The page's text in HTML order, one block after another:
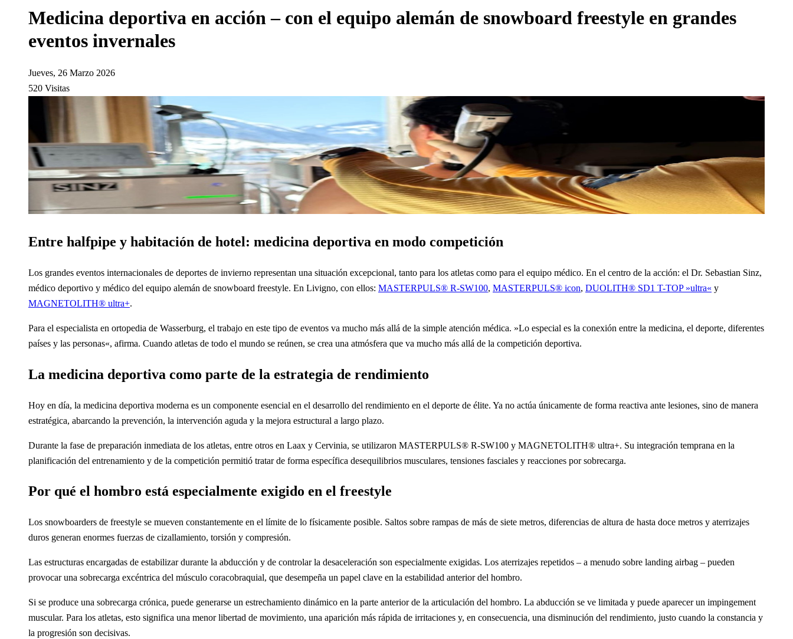
Medicina deportiva en acción – con el equipo alemán de snowboard freestyle en grandes
eventos invernales
Jueves, 26 Marzo 2026
520 Visitas
Entre halfpipe y habitación de hotel: medicina deportiva en modo competición
Los grandes eventos internacionales de deportes de invierno representan una situación excepcional, tanto para los atletas como para el equipo médico. En el centro de la acción: el Dr. Sebastian Sinz,
médico deportivo y médico del equipo alemán de snowboard freestyle. En Livigno, con ellos: MASTERPULS® R-SW100, MASTERPULS® icon, DUOLITH® SD1 T-TOP »ultra« y
MAGNETOLITH® ultra+.
Para el especialista en ortopedia de Wasserburg, el trabajo en este tipo de eventos va mucho más allá de la simple atención médica. »Lo especial es la conexión entre la medicina, el deporte, diferentes
países y las personas«, afirma. Cuando atletas de todo el mundo se reúnen, se crea una atmósfera que va mucho más allá de la competición deportiva.
La medicina deportiva como parte de la estrategia de rendimiento
Hoy en día, la medicina deportiva moderna es un componente esencial en el desarrollo del rendimiento en el deporte de élite. Ya no actúa únicamente de forma reactiva ante lesiones, sino de manera
estratégica, abarcando la prevención, la intervención aguda y la mejora estructural a largo plazo.
Durante la fase de preparación inmediata de los atletas, entre otros en Laax y Cervinia, se utilizaron MASTERPULS® R-SW100 y MAGNETOLITH® ultra+. Su integración temprana en la
planificación del entrenamiento y de la competición permitió tratar de forma específica desequilibrios musculares, tensiones fasciales y reacciones por sobrecarga.
Por qué el hombro está especialmente exigido en el freestyle
Los snowboarders de freestyle se mueven constantemente en el límite de lo físicamente posible. Saltos sobre rampas de más de siete metros, diferencias de altura de hasta doce metros y aterrizajes
duros generan enormes fuerzas de cizallamiento, torsión y compresión.
Las estructuras encargadas de estabilizar durante la abducción y de controlar la desaceleración son especialmente exigidas. Los aterrizajes repetidos – a menudo sobre landing airbag – pueden
provocar una sobrecarga excéntrica del músculo coracobraquial, que desempeña un papel clave en la estabilidad anterior del hombro.
Si se produce una sobrecarga crónica, puede generarse un estrechamiento dinámico en la parte anterior de la articulación del hombro. La abducción se ve limitada y puede aparecer un impingement
muscular. Para los atletas, esto significa una menor libertad de movimiento, una aparición más rápida de irritaciones y, en consecuencia, una disminución del rendimiento, justo cuando la constancia y
la progresión son decisivas.